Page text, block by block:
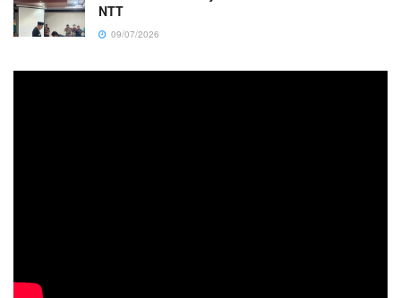
NTT
09/07/2026